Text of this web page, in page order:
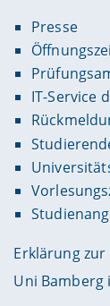
Presse
IT-Service
Erklärung
Uni Bamberg